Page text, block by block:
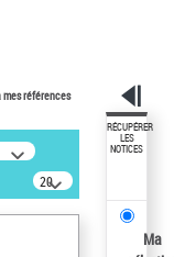
mes références
20
résultats/page
RÉCUPÉRER
LES
NOTICES
Ma